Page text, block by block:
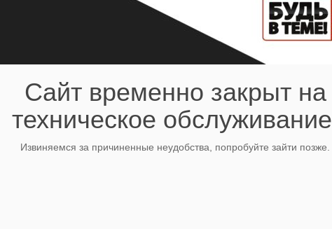
Сайт временно закрыт на
техническое
Извиняемся за причиненные неудобства, попробуйте зайти позже.